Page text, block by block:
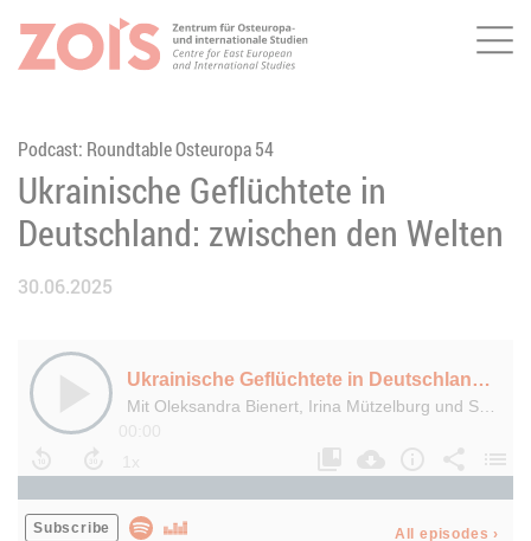
ZUM HAUPTINHALT SPRINGEN
ZUR SUCHE SPRINGEN
Podcast: Roundtable Osteuropa 54
Ukrainische Geflüchtete in
Deutschland: zwischen den Welten
30.06.2025